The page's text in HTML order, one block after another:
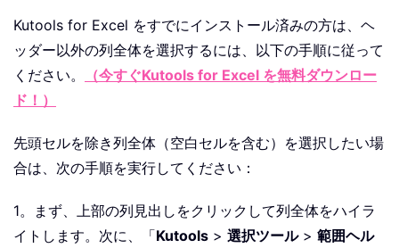
Kutools for Excel をすでにインストール済みの方は、 ヘ
ッダー以外の列全体を選択するには、以下の手順に従って
ください。
（今すぐKutools for Excel を無料ダウンロー
ド！）
先頭セルを除き列全体（空白セルを含む）を選択したい場
合は、次の手順を実行してください：
1。まず、上部の列見出しをクリックして列全体をハイラ
イトします。次に、「Kutools > 選択ツール> 範囲ヘル